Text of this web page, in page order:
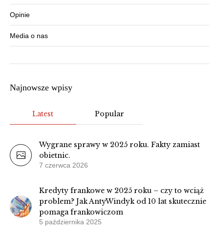
Opinie
Media o nas
Najnowsze wpisy
Latest Popular
Wygrane sprawy w 2025 roku. Fakty zamiast
obietnic.
7 czerwca 2026
Kredyty frankowe w 2025 roku – czy to wciąż
problem? Jak AntyWindyk od 10 lat skutecznie
pomaga frankowiczom
5 października 2025